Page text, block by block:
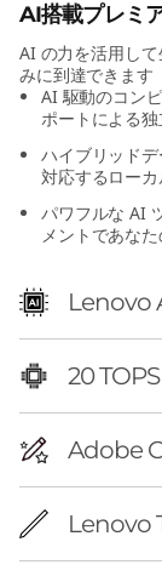
AI搭載プレミ
AI の力を活用し
みに到達できます
AI 駆動のコン
ポートによる
ハイブリッド
対応するロー
パワフルな AI
メントであな
Lenovo
20
Adobe
Lenovo